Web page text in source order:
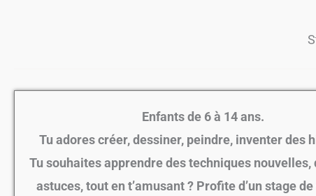
Enfants de 6 à 14 ans.
Tu adores créer, dessiner, peindre, inventer des
Tu souhaites apprendre des techniques nouvelles,
astuces, tout en t’amusant ? Profite d’un stage